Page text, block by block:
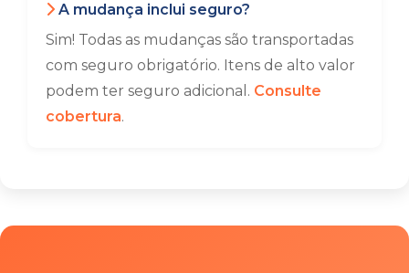
A mudança inclui seguro?
Sim! Todas as mudanças são transportadas
com seguro obrigatório. Itens de alto valor
podem ter seguro adicional. Consulte
cobertura.